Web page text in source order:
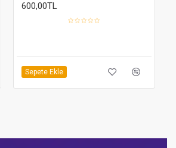
499,00TL
Sepete Ekle